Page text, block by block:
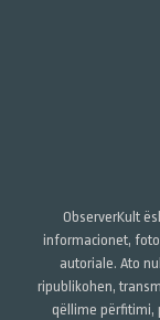
ObserverKult
informacionet,
autoriale. Ato
ripublikohen,
qëllime përfitimi,